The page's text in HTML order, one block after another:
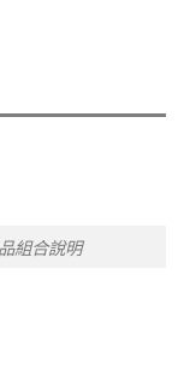
組合說明